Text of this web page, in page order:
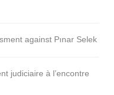
against Pınar Selek
judiciaire à l’encontre